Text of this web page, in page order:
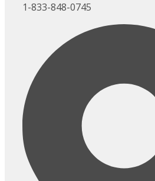
1-833-848-0745